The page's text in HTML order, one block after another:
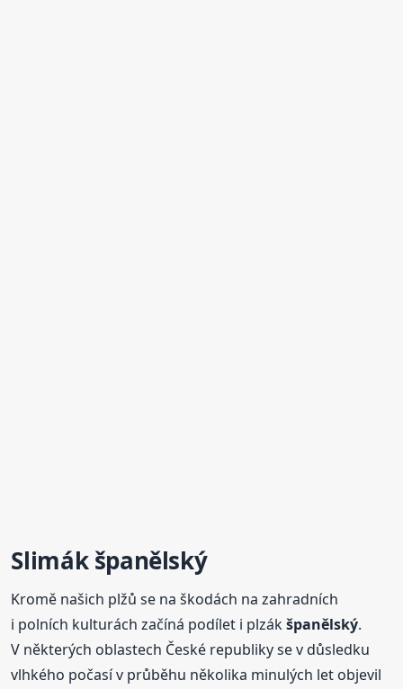
Slimákšpanělský
Kromě našich plžů se na škodách na zahradních
i polních kulturách začíná podílet i plzákšpanělský.
V některých oblastech České republiky se v důsledku
vlhkého počasí v průběhu několika minulých let objevil